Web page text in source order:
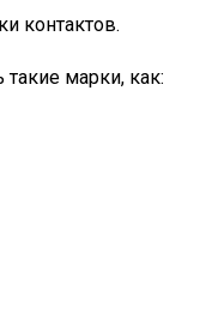
контактов.
марки, как: